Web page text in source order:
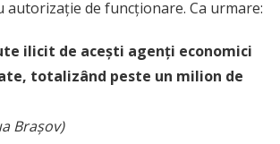
autorizație de funcționare. Ca urmare:
ilicit de acești agenți economici
totalizând peste un milion de
Brașov)